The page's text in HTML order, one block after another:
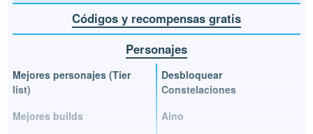
Códigos y recompensas gratis
Personajes
Mejores personajes (Tier
list)
Mejores builds
Desbloquear
Constelaciones
Aino